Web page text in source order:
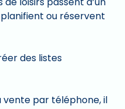
planifient ou réservent
des listes
vente par téléphone, il